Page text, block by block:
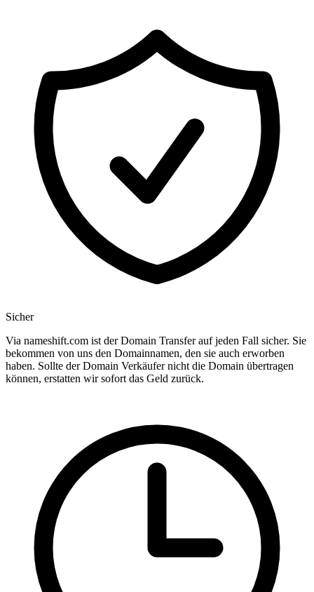
Sicher
Via nameshift.com ist der Domain Transfer auf jeden Fall sicher. Sie
bekommen von uns den Domainnamen, den sie auch erworben
haben. Sollte der Domain Verkäufer nicht die Domain übertragen
können, erstatten wir sofort das Geld zurück.